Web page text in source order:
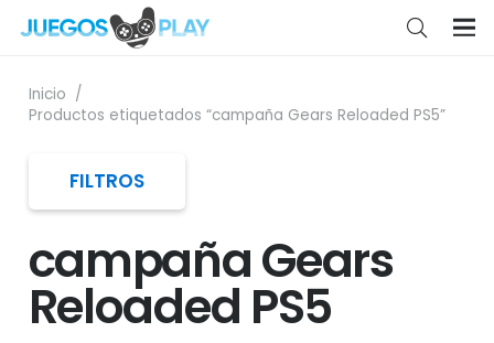
Inicio /
Productos etiquetados “campaña Gears Reloaded PS5”
campaña Gears
Reloaded PS5
FILTROS